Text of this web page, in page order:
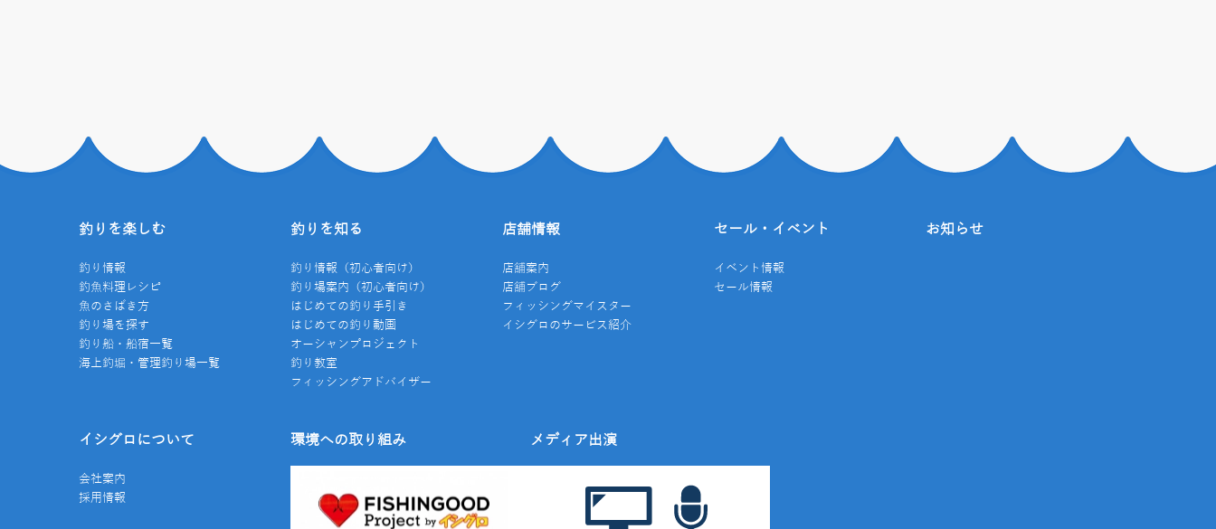
釣りを楽しむ
釣り情報
釣魚料理レシピ
魚のさばき方
釣り場を探す
釣り船・船宿一覧
海上釣堀・管理釣り場一覧
釣りを知る
釣り情報（初心者向け）
釣り場案内（初心者向け）
はじめての釣り手引き
はじめての釣り動画
オーシャンプロジェクト
釣り教室
フィッシングアドバイザー
店舗情報
店舗案内
店舗ブログ
フィッシングマイスター
イシグロのサービス紹介
セール・イベント
イベント情報
セール情報
お知らせ
イシグロについて
会社案内
採用情報
環境への取り組み メディア出演